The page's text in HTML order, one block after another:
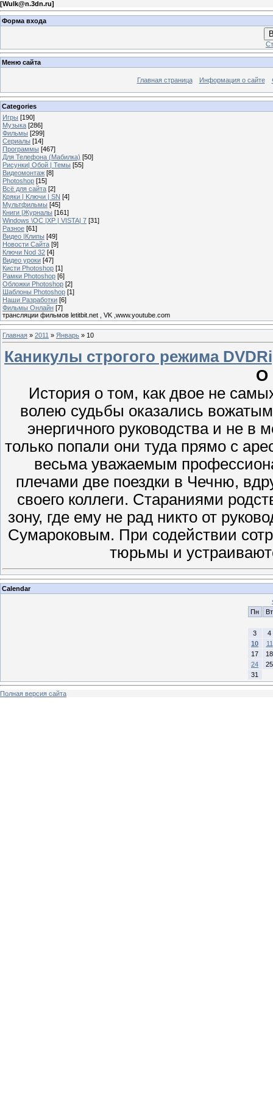
[Wulk@n.3dn.ru]
Форма входа
Меню сайта
Главная страница Информация о сайте
Categories
Игры [190]
Музыка [286]
Фильмы [299]
Сериалы [14]
Программы [467]
Для Телефона (Мабилка) [50]
Рисунки| Обой | Темы [55]
Видеомонтаж [8]
Photoshop [15]
Всё для сайта [2]
Кряки | Kлючи | SN [4]
Мультфильмы [45]
Книги |Журналы [161]
Windows \OC |XP | VISTA| 7 [31]
Разное [61]
Видео |Клипы [49]
Новости Сайта [9]
Ключи Nod 32 [4]
Видео уроки [47]
Кисти Photoshop [1]
Рамки Photoshop [6]
Обложки Photoshop [2]
Шаблоны Photoshop [1]
Наши Разработки [6]
Фильмы Онлайн [7]
трансляции фильмов letitbit.net , VK ,www.youtube.com
Главная » 2011 » Январь » 10
Каникулы строгого режима
О
История о том, как двое не
волею судьбы оказались
энергичного руководства и не в
только попали они туда прямо с
весьма уважаемым
плечами две поездки в Чечню,
своего коллеги. Стараниями
зону, где ему не рад никто от
Сумароковым. При содействии
тюрьмы и
Calendar
Пн
Вт
3
4
10
11
17
18
24
25
31
Полная версия сайта